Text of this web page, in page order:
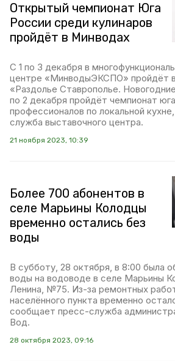
Открытый чемпионат Юга
России среди кулинаров
пройдёт в Минводах
С 1 по 3 декабря в
центре «МинводыЭКСПО» пройдёт
«Раздолье Ставрополье.
по 2 декабря пройдёт чемпионат
профессионалов по локальной
служба выставочного центра.
21 ноября 2023, 10:39
Более 700 абонентов в
селе Марьины Колодцы
временно остались без
воды
В субботу, 28 октября, в 8:00 была
воды на водоводе в селе Марьины
Ленина, №75. Из-за ремонтных
населённого пункта временно
сообщает пресс-служба
Вод.
28 октября 2023, 09:16